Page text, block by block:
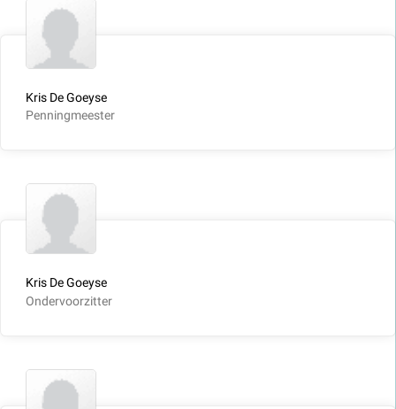
Kris De Goeyse
Penningmeester
Kris De Goeyse
Ondervoorzitter